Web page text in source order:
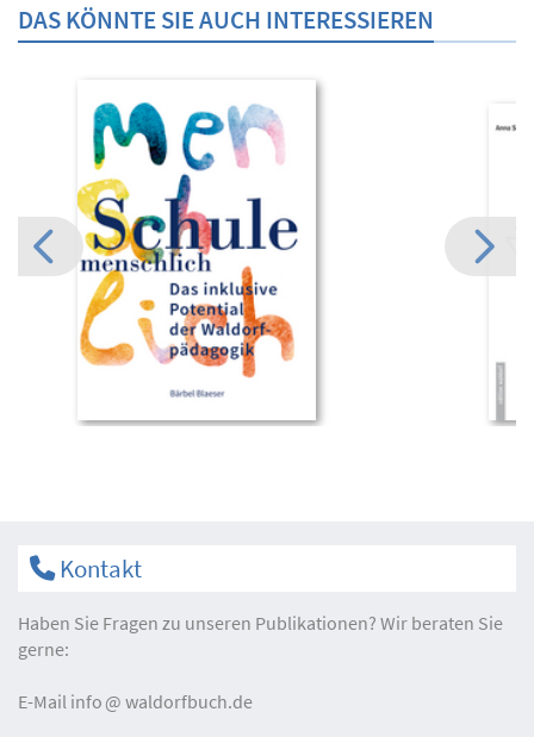
DAS KÖNNTE SIE AUCH INTERESSIEREN
Kontakt
Haben Sie Fragen zu unseren Publikationen? Wir beraten Sie
gerne:
E-Mail info waldorfbuch.de